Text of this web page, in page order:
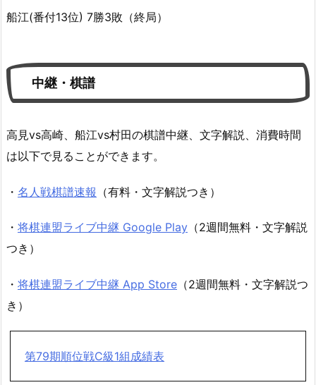
船江(番付13位) 7勝3敗（終局）
中継・棋譜
高見vs高崎、船江vs村田の棋譜中継、文字解説、消費時間
は以下で見ることができます。
・ 名人戦棋譜速報 （有料・文字解説つき）
・ 将棋連盟ライブ中継 Google Play （2週間無料・文字解説
つき）
・ 将棋連盟ライブ中継 App Store （2週間無料・文字解説つ
き）
第79期順位戦C級1組成績表